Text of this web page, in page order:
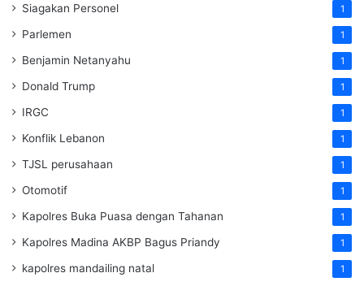
Siagakan Personel 1
Parlemen 1
Benjamin Netanyahu 1
Donald Trump 1
IRGC 1
Konflik Lebanon 1
TJSL perusahaan 1
Otomotif 1
Kapolres Buka Puasa dengan Tahanan 1
Kapolres Madina AKBP Bagus Priandy 1
kapolres mandailing natal 1